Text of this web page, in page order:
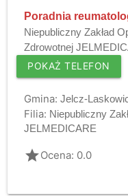
Poradnia
Niepubliczny Zakład
Zdrowotnej
POKAŻ TELEFON
Gmina: Jelcz-
Filia: Niepubliczny
JELMEDICARE
gradeOcena: 0.0